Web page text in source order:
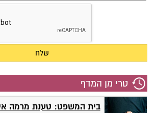
טרי מן המדף
בית המשפט: טענת מרמה